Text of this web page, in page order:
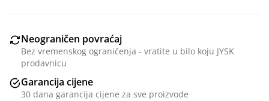
Neograničen povraćaj
Bez vremenskog ograničenja - vratite u bilo koju JYSK
prodavnicu
Garancija cijene
30 dana garancija cijene za sve proizvode